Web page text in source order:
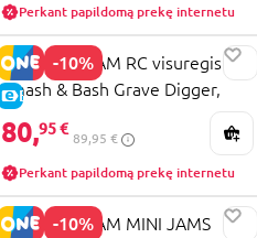
Perkant papildomą prekę internetu
-10%
E-KAINA
MONSTER JAM RC visuregis
Smash & Bash Grave Digger,
6072500
80,95 €
89,95 €
Perkant papildomą prekę internetu
-10%
MONSTER JAM MINI JAMS